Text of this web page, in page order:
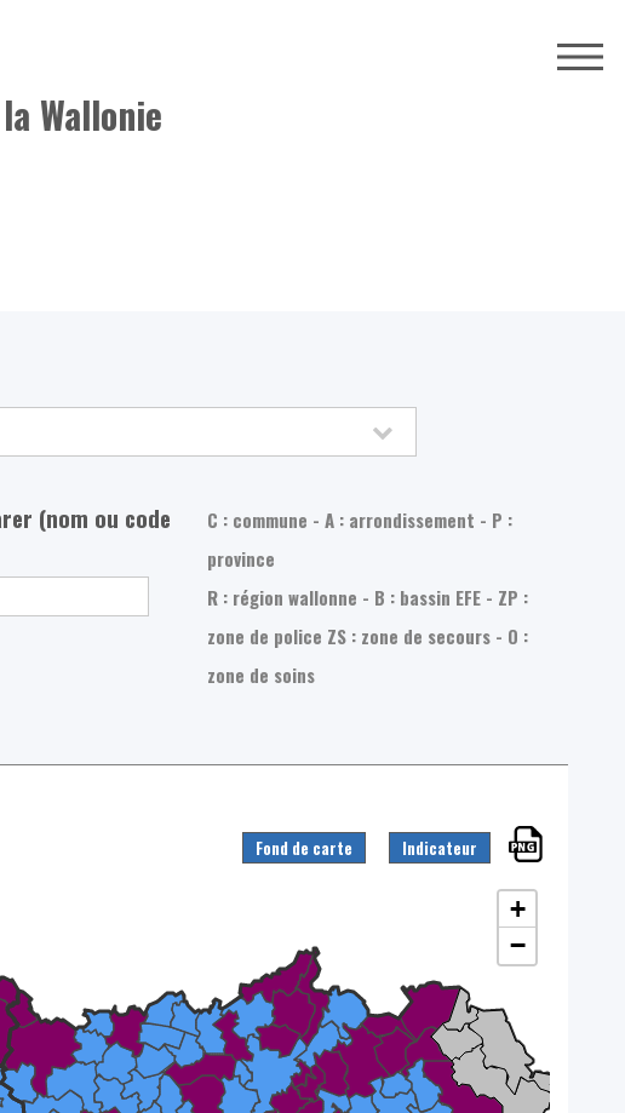
Wallonie
(nom ou code
C : commune - A : arrondissement - P :
province
R : région wallonne - B : bassin EFE - ZP :
zone de police ZS : zone de secours - O :
zone de soins
Fond de carte Indicateur
+
−